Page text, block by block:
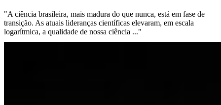
"A ciência brasileira, mais madura do que nunca, está em fase de
transição. As atuais lideranças científicas elevaram, em escala
logarítmica, a qualidade de nossa ciência ..."